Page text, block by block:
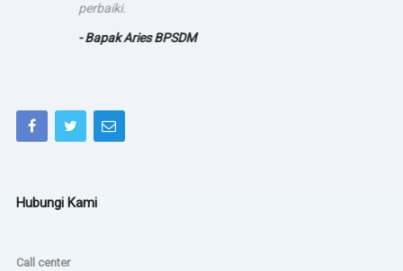
perbaiki.
- Bapak Aries BPSDM
Hubungi Kami
Call center